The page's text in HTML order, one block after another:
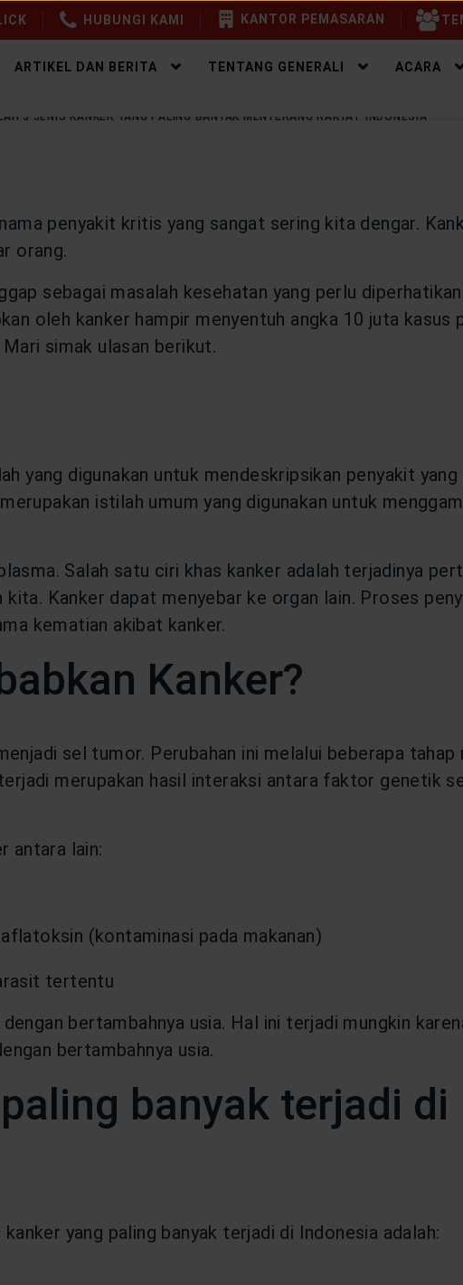
HUBUNGI KAMI KANTOR PEMASARAN
ARTIKEL DAN BERITA TENTANG GENERALI ACARA
5 JENIS KANKER YANG PALING BANYAK MENYERANG RAKYAT INDONESIA
penyakit kritis yang sangat sering kita dengar.
orang.
sebagai masalah kesehatan yang perlu
oleh kanker hampir menyentuh angka 10 juta kasus
simak ulasan berikut.
yang digunakan untuk mendeskripsikan penyakit
istilah umum yang digunakan untuk
Salah satu ciri khas kanker adalah terjadinya
Kanker dapat menyebar ke organ lain. Proses
kematian akibat kanker.
Kanker?
sel tumor. Perubahan ini melalui beberapa tahap
merupakan hasil interaksi antara faktor genetik
antara lain:
(kontaminasi pada makanan)
tertentu
bertambahnya usia. Hal ini terjadi mungkin
bertambahnya usia.
banyak terjadi di
yang paling banyak terjadi di Indonesia adalah: